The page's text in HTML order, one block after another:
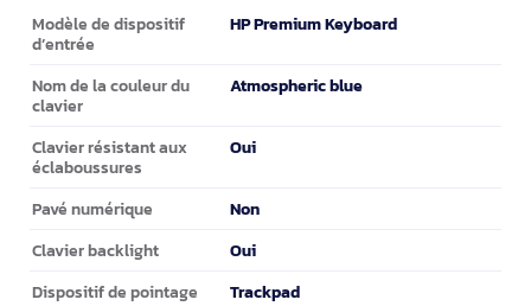
Clavier
Modèle de dispositif
d’entrée
HP Premium Keyboard
Nom de la couleur du
clavier
Atmospheric blue
Clavier résistant aux
éclaboussures
Oui
Pavé numérique Non
Clavier backlight Oui
Dispositif de pointage Trackpad